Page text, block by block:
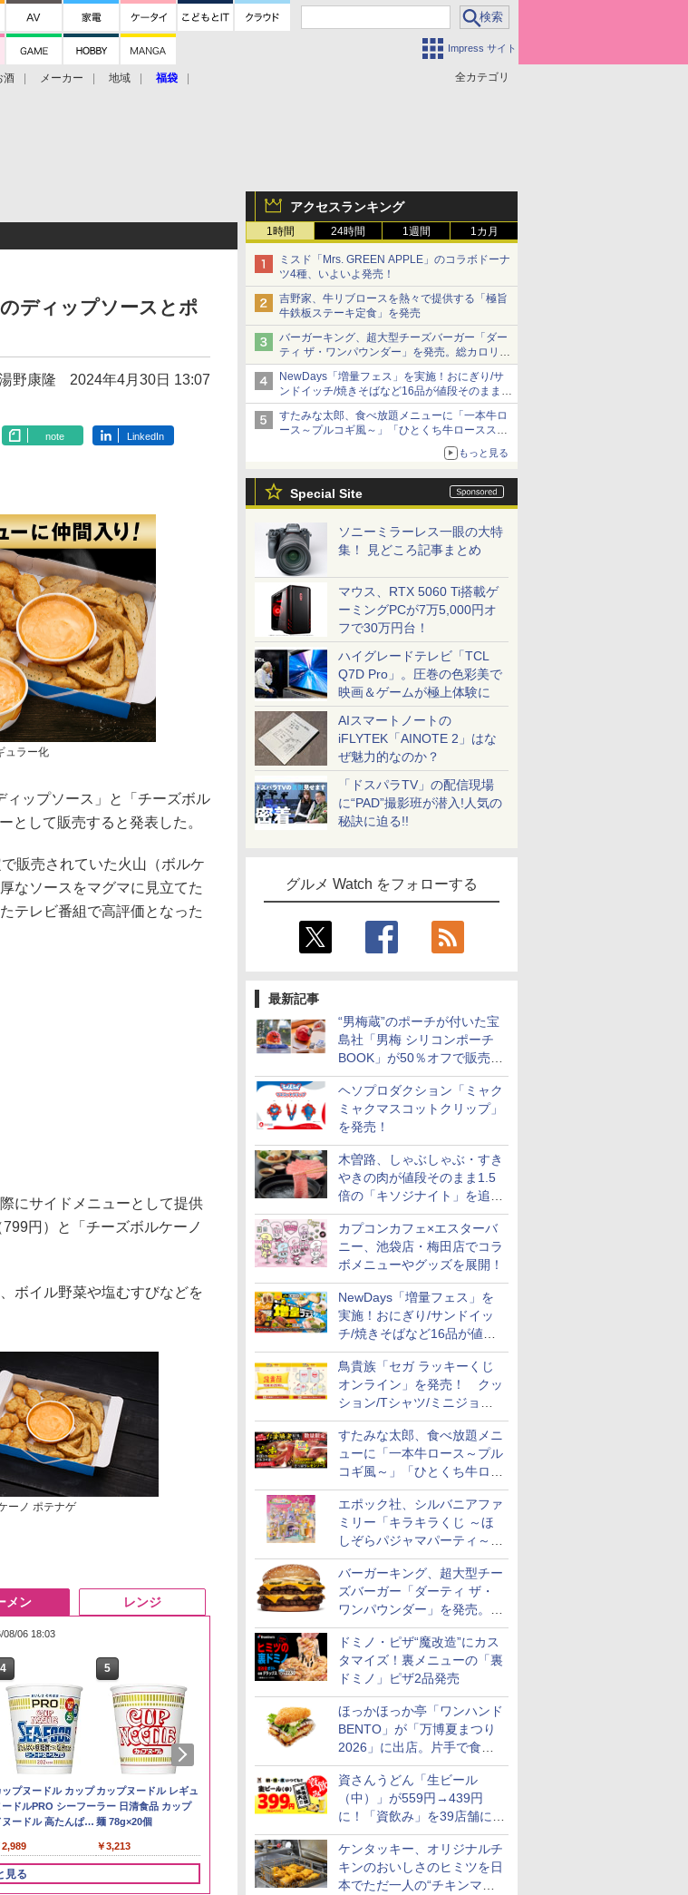
Impress サイト
全カテゴリ
酒 メーカー 地域 福袋
アクセスランキング
1時間 24時間 1週間 1カ月
ミスド「Mrs. GREEN APPLE」のコラボドーナ
ツ4種、いよいよ発売！
吉野家、牛リブロースを熱々で提供する「極旨
牛鉄板ステーキ定食」を発売
バーガーキング、超大型チーズバーガー「ダー
ティ ザ・ワンパウンダー」を発売。総カロリー
約1656kcal、総重量約527g！
NewDays「増量フェス」を実施！おにぎり/サ
ンドイッチ/焼きそばなど16品が値段そのままで
ボリュームアップ
すたみな太郎、食べ放題メニューに「一本牛ロ
ース～プルコギ風～」「ひとくち牛ロースステ
もっと見る
Special Site
ソニーミラーレス一眼の大特
集！ 見どころ記事まとめ
マウス、RTX 5060 Ti搭載ゲ
ーミングPCが7万5,000円オ
フで30万円台！
ハイグレードテレビ「TCL
Q7D Pro」。圧巻の色彩美で
映画＆ゲームが極上体験に
AIスマートノートの
iFLYTEK「AINOTE 2」はな
ぜ魅力的なのか？
「ドスパラTV」の配信現場
に“PAD”撮影班が潜入!人気の
秘訣に迫る!!
グルメ Watch をフォローする
最新記事
“男梅蔵”のポーチが付いた宝
島社「男梅 シリコンポーチ
BOOK」が50％オフで販売
中！
ヘソプロダクション「ミャク
ミャクマスコットクリップ」
を発売！
木曽路、しゃぶしゃぶ・すき
やきの肉が値段そのまま1.5
倍の「キソジナイト」を追加
実施！水・日曜夜限定
カプコンカフェ×エスターバ
ニー、池袋店・梅田店でコラ
ボメニューやグッズを展開！
NewDays「増量フェス」を
実施！おにぎり/サンドイッ
チ/焼きそばなど16品が値段
そのままでボリュームアップ
鳥貴族「セガ ラッキーくじ
オンライン」を発売！ クッ
ション/Tシャツ/ミニジョッ
キ/ステッカーなど全7賞
すたみな太郎、食べ放題メニ
ューに「一本牛ロース～プル
コギ風～」「ひとくち牛ロー
スステーキ」をお盆限定で追
加
エポック社、シルバニアファ
ミリー「キラキラくじ ～ほ
しぞらパジャマパーティ～」
を発売。人形/家具/建物など
バーガーキング、超大型チー
ズバーガー「ダーティ ザ・
ワンパウンダー」を発売。総
カロリー約1656kcal、総重量
約527g！
ドミノ・ピザ“魔改造”にカス
タマイズ！裏メニューの「裏
ドミノ」ピザ2品発売
ほっかほっか亭「ワンハンド
BENTO」が「万博夏まつり
2026」に出店。片手で食べ
られる海苔弁や和牛きんぴら
を販売
資さんうどん「生ビール
（中）」が559円→439円
に！「資飲み」を39店舗に拡
大
ケンタッキー、オリジナルチ
キンのおいしさのヒミツを日
本でただ一人の“チキンマイ
ディップソースとポ
野康隆 2024年4月30日 13:07
note LinkedIn
ュラー化
ップソース」と「チーズボル
として販売すると発表した。
販売されていた火山（ボルケ
なソースをマグマに見立てた
テレビ番組で高評価となった
にサイドメニューとして提供
円）と「チーズボルケーノ
ボイル野菜や塩むすびなどを
ーノ ポテナゲ
4
Amazon あきたこ
ちブレンド 無洗米
3,396
5
新潟県産新之助 無洗米
5kg 令和7年産
￥4,536
by Amazon 新潟県産
新潟のお米 無洗米 5kg
フクテイライス【白
米】北東北産 お米 米
あきたこまち 令和7年
産 (5kg)
￥3,300
8
新潟県産コシヒカリ (5
㎏) 精米 令和7年産 お
米のたかさか
￥3,893
4
リスウイスキー
サントリー 大
量 4リットル
4,329
5
サントリー シングルモ
ルト ウイスキー 白州
Story of the Distillery
￥20,000
【数量限定】フロム・
ザ・バレル モルトウイ
日本 500ml ]【中元 ギ
フト プレゼント 贈り物
ティーチャーズ ハイラ
ンドクリーム 4000ml
サントリー スコッチ ウ
イスキー 4リットル 大
容量
￥6,414
8
甲州韮崎 オリジナル ブ
レンド ウイスキー 4リ
ットル 日本 大容量
4000ml 4L
￥3,732
メン
08/06 18:03
4
ップヌードル カップ
ードルPRO シーフー
ヌードル 高たんぱく
め 78g×12個
2,989
5
カップヌードル レギュ
ラー 日清食品 カップ
麺 78g×20個
￥3,213
カップヌードル カップ
ヌードルPRO しょうゆ
らに塩分控えめ
75g×12個
マルちゃん マルちゃん
ZUBAAAN! 横浜家系
醤油豚骨 3食パック
130g×3食
￥467
8
カップヌードル パクチ
ー香るトムヤムクンヌ
ードル [世界三大スー
プ] 日清食品 カップ麺
75g×12個
￥2,335
見る
レンジ